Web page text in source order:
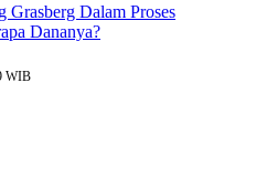
Grasberg Dalam Proses
Dananya?
WIB